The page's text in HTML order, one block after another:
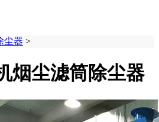
尘器 >
烟尘滤筒除尘器